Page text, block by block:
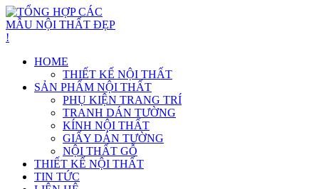
HOME
THIẾT KẾ NỘI THẤT
SẢN PHẨM NỘI THẤT
PHỤ KIỆN TRANG TRÍ
TRANH DÁN TƯỜNG
KÍNH NỘI THẤT
GIẤY DÁN TƯỜNG
NỘI THẤT GỖ
THIẾT KẾ NỘI THẤT
TIN TỨC